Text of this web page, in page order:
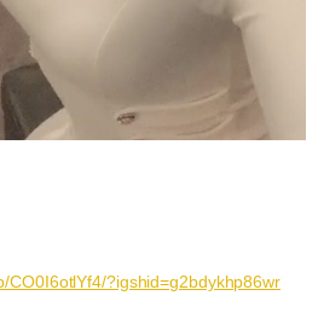
CO0I6otlYf4/?igshid=g2bdykhp86wr